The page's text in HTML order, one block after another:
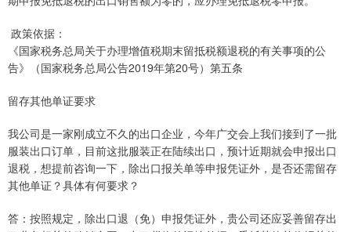
政策依据：
《国家税务总局关于办理增值税期末留抵税额退税的有关事项的公
告》（国家税务总局公告2019年第20号）第五条
留存其他单证要求
我公司是一家刚成立不久的出口企业，今年广交会上我们接到了一批
服装出口订单，目前这批服装正在陆续出口，预计近期就会申报出口
退税，想提前咨询一下，除出口报关单等申报凭证外，是否还需留存
其他单证？具体有何要求？
答：按照规定，除出口退（免）申报凭证外，贵公司还应妥善留存出